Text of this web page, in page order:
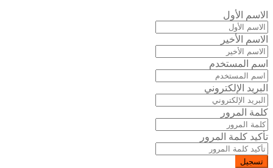
الاسم الأول
الاسم الأخير
اسم المستخدم
البريد الإلكتروني
كلمة المرور
تأكيد كلمة المرور
تسجيل